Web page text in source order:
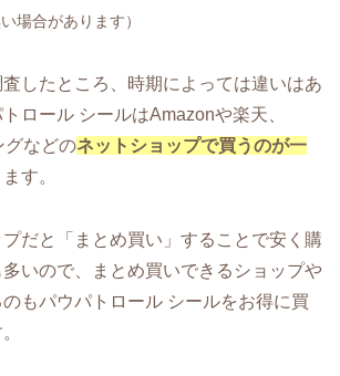
場合があります）
したところ、時期によっては違いはあ
ロール シールはAmazonや楽天、
グなどのネットショップで買うのが一
す。
だと「まとめ買い」することで安く購
いので、まとめ買いできるショップや
もパウパトロール シールをお得に買